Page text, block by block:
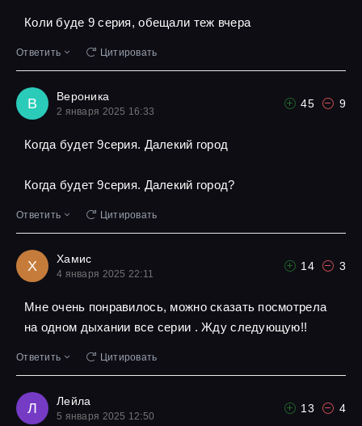
Коли буде 9 серия, обещали теж вчера
Ответить Цитировать
В Вероника
2 января 2025 16:33
45 9
Когда будет 9серия. Далекий город
Когда будет 9серия. Далекий город?
Ответить Цитировать
Х Хамис
4 января 2025 22:11
14 3
Мне очень понравилось, можно сказать посмотрела
на одном дыхании все серии . Жду следующую!!
Ответить Цитировать
Л Лейла
5 января 2025 12:50
13 4